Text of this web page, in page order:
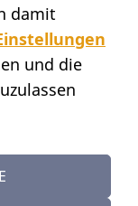
damit
und die